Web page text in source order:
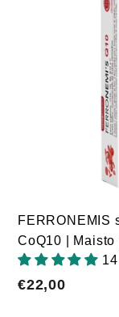
FERRONEMIS
CoQ10 |
€22,00